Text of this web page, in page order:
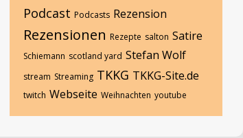
Podcast Podcasts Rezension
Rezensionen Rezepte salton Satire
Schiemann scotland yard Stefan Wolf
stream Streaming TKKG TKKG-Site.de
twitch Webseite Weihnachten youtube